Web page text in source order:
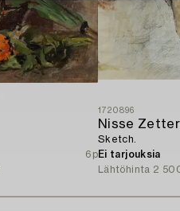
6p
1720896
Nisse
Sketch.
Ei tarjouksia
Lähtöhinta 2